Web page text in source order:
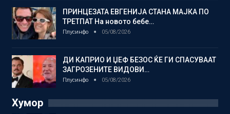
ПРИНЦЕЗАТА ЕВГЕНИЈА СТАНА МАЈКА ПО
ТРЕТПАТ На новото бебе…
Плусинфо 05/08/2026
ДИ КАПРИО И ЏЕФ БЕЗОС ЌЕ ГИ СПАСУВААТ
ЗАГРОЗЕНИТЕ ВИДОВИ…
Плусинфо 05/08/2026
Хумор